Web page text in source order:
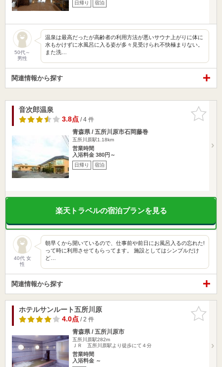
日帰り 宿泊
50代～
男性
温泉は最高だったが高齢者の利用方法が悪いサウナ上がりに体に
水もかけずに水風呂に入る姿が多々見受けられ不快極まりない。
また洗…
関連情報から探す
お気に入
りに追加
音次郎温泉
3.8点/ 4 件
青森県 / 五所川原市石岡藤巻
五所川原駅1.18km
営業時間
入浴料金 380円～
日帰り 宿泊
楽天トラベルの宿泊プランを見る
40代 女
性
朝早くから開いているので、仕事前や前日にお風呂入るの忘れた!
って時に利用させてもらってます。 施設としてはシンプルだけ
ど…
関連情報から探す
お気に入
りに追加
ホテルサンルート五所川原
4.0点/ 2 件
青森県 / 五所川原市
五所川原駅282m
ＪＲ 五所川原駅より徒歩にて４分
営業時間
入浴料金 ～